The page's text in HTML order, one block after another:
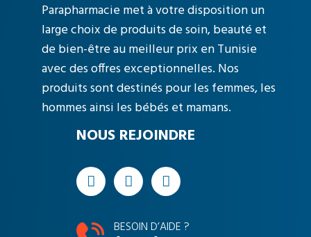
Parapharmacie met à votre disposition un
large choix de produits de soin, beauté et
de bien-être au meilleur prix en Tunisie
avec des offres exceptionnelles. Nos
produits sont destinés pour les femmes, les
hommes ainsi les bébés et mamans.
NOUS REJOINDRE
BESOIN D’AIDE ?